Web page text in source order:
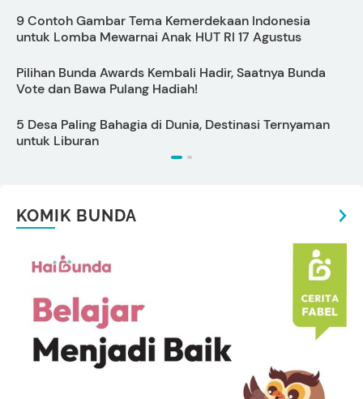
9 Contoh Gambar Tema Kemerdekaan Indonesia
untuk Lomba Mewarnai Anak HUT RI 17 Agustus
Pilihan Bunda Awards Kembali Hadir, Saatnya Bunda
Vote dan Bawa Pulang Hadiah!
5 Desa Paling Bahagia di Dunia, Destinasi Ternyaman
untuk Liburan
KOMIK BUNDA